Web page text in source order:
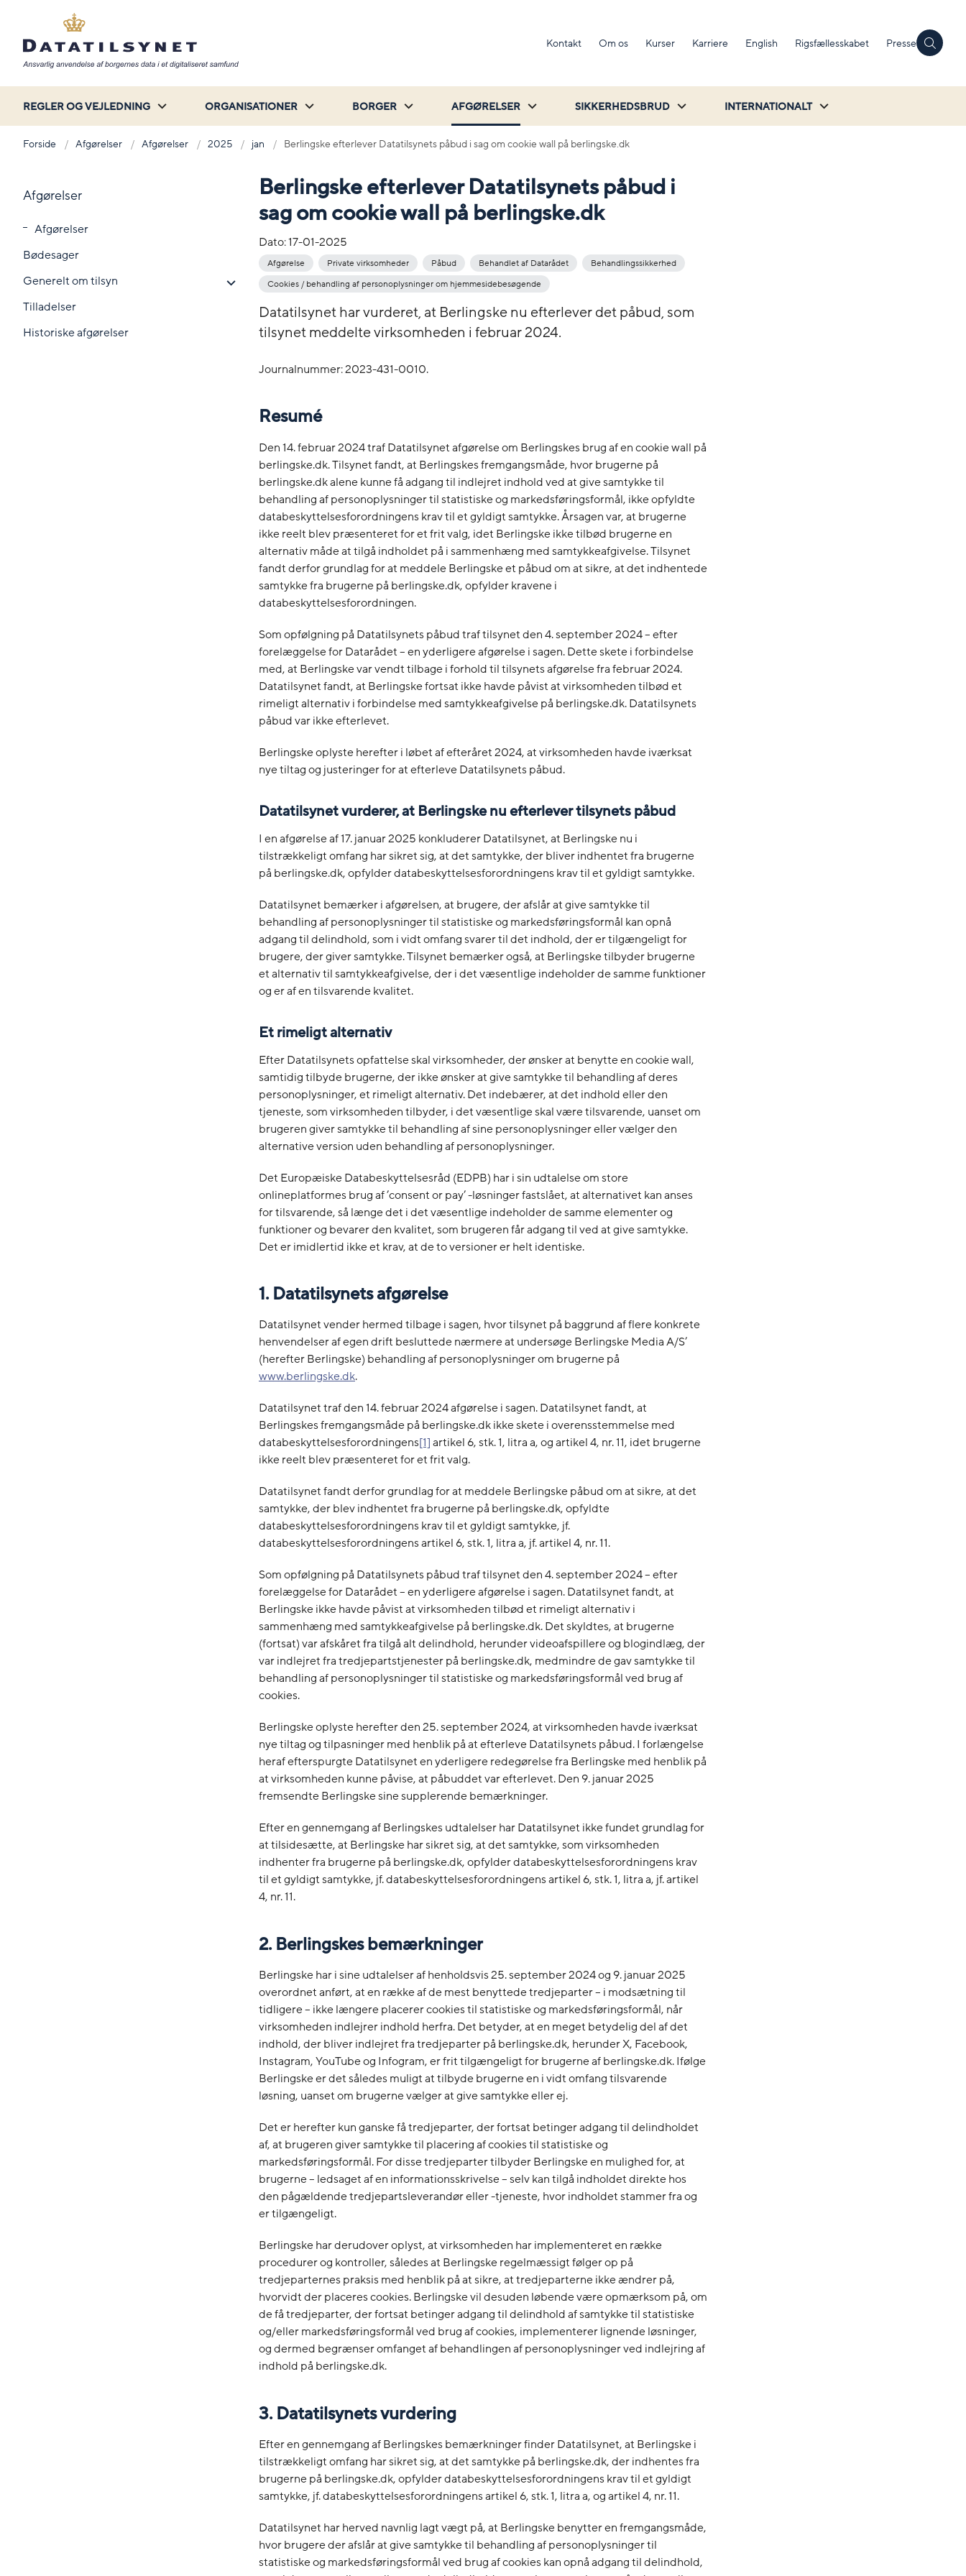
Kontakt Om os Kurser Karriere English Rigsfællesskabet Presse
REGLER OG VEJLEDNING ORGANISATIONER BORGER AFGØRELSER SIKKERHEDSBRUD INTERNATIONALT
Forside Afgørelser Afgørelser 2025 jan Berlingske efterlever Datatilsynets påbud i sag om cookie wall på berlingske.dk
Afgørelser
Afgørelser
Bødesager
Generelt om tilsyn
Tilladelser
Historiske afgørelser
Berlingske efterlever Datatilsynets påbud i
sag om cookie wall på berlingske.dk
Dato:17-01-2025
Afgørelse Private virksomheder Påbud Behandlet af Datarådet
Behandlingssikkerhed
Cookies / behandling af personoplysninger om hjemmesidebesøgende
Datatilsynet har vurderet, at Berlingske nu efterlever det påbud, som
tilsynet meddelte virksomheden i februar 2024.
Journalnummer: 2023-431-0010.
Resumé
Den 14. februar 2024 traf Datatilsynet afgørelse om Berlingskes brug af en cookie wall på
berlingske.dk. Tilsynet fandt, at Berlingskes fremgangsmåde, hvor brugerne på
berlingske.dk alene kunne få adgang til indlejret indhold ved at give samtykke til
behandling af personoplysninger til statistiske og markedsføringsformål, ikke opfyldte
databeskyttelsesforordningens krav til et gyldigt samtykke. Årsagen var, at brugerne
ikke reelt blev præsenteret for et frit valg, idet Berlingske ikke tilbød brugerne en
alternativ måde at tilgå indholdet på i sammenhæng med samtykkeafgivelse. Tilsynet
fandt derfor grundlag for at meddele Berlingske et påbud om at sikre, at det indhentede
samtykke fra brugerne på berlingske.dk, opfylder kravene i
databeskyttelsesforordningen.
Som opfølgning på Datatilsynets påbud traf tilsynet den 4. september 2024 – efter
forelæggelse for Datarådet – en yderligere afgørelse i sagen. Dette skete i forbindelse
med, at Berlingske var vendt tilbage i forhold til tilsynets afgørelse fra februar 2024.
Datatilsynet fandt, at Berlingske fortsat ikke havde påvist at virksomheden tilbød et
rimeligt alternativ i forbindelse med samtykkeafgivelse på berlingske.dk. Datatilsynets
påbud var ikke efterlevet.
Berlingske oplyste herefter i løbet af efteråret 2024, at virksomheden havde iværksat
nye tiltag og justeringer for at efterleve Datatilsynets påbud.
Datatilsynet vurderer, at Berlingske nu efterlever tilsynets påbud
I en afgørelse af 17. januar 2025 konkluderer Datatilsynet, at Berlingske nu i
tilstrækkeligt omfang har sikret sig, at det samtykke, der bliver indhentet fra brugerne
på berlingske.dk, opfylder databeskyttelsesforordningens krav til et gyldigt samtykke.
Datatilsynet bemærker i afgørelsen, at brugere, der afslår at give samtykke til
behandling af personoplysninger til statistiske og markedsføringsformål kan opnå
adgang til delindhold, som i vidt omfang svarer til det indhold, der er tilgængeligt for
brugere, der giver samtykke. Tilsynet bemærker også, at Berlingske tilbyder brugerne
et alternativ til samtykkeafgivelse, der i det væsentlige indeholder de samme funktioner
og er af en tilsvarende kvalitet.
Et rimeligt alternativ
Efter Datatilsynets opfattelse skal virksomheder, der ønsker at benytte en cookie wall,
samtidig tilbyde brugerne, der ikke ønsker at give samtykke til behandling af deres
personoplysninger, et rimeligt alternativ. Det indebærer, at det indhold eller den
tjeneste, som virksomheden tilbyder, i det væsentlige skal være tilsvarende, uanset om
brugeren giver samtykke til behandling af sine personoplysninger eller vælger den
alternative version uden behandling af personoplysninger.
Det Europæiske Databeskyttelsesråd (EDPB) har i sin udtalelse om store
onlineplatformes brug af ’consent or pay’ -løsninger fastslået, at alternativet kan anses
for tilsvarende, så længe det i det væsentlige indeholder de samme elementer og
funktioner og bevarer den kvalitet, som brugeren får adgang til ved at give samtykke.
Det er imidlertid ikke et krav, at de to versioner er helt identiske.
1. Datatilsynets afgørelse
Datatilsynet vender hermed tilbage i sagen, hvor tilsynet på baggrund af flere konkrete
henvendelser af egen drift besluttede nærmere at undersøge Berlingske Media A/S’
(herefter Berlingske) behandling af personoplysninger om brugerne på
www.berlingske.dk.
Datatilsynet traf den 14. februar 2024 afgørelse i sagen. Datatilsynet fandt, at
Berlingskes fremgangsmåde på berlingske.dk ikke skete i overensstemmelse med
databeskyttelsesforordningens[1]artikel 6, stk. 1, litra a, og artikel 4, nr. 11, idet brugerne
ikke reelt blev præsenteret for et frit valg.
Datatilsynet fandt derfor grundlag for at meddele Berlingske påbud om at sikre, at det
samtykke, der blev indhentet fra brugerne på berlingske.dk, opfyldte
databeskyttelsesforordningens krav til et gyldigt samtykke, jf.
databeskyttelsesforordningens artikel 6, stk. 1, litra a, jf. artikel 4, nr. 11.
Som opfølgning på Datatilsynets påbud traf tilsynet den 4. september 2024 – efter
forelæggelse for Datarådet – en yderligere afgørelse i sagen. Datatilsynet fandt, at
Berlingske ikke havde påvist at virksomheden tilbød et rimeligt alternativ i
sammenhæng med samtykkeafgivelse på berlingske.dk. Det skyldtes, at brugerne
(fortsat) var afskåret fra tilgå alt delindhold, herunder videoafspillere og blogindlæg, der
var indlejret fra tredjepartstjenester på berlingske.dk, medmindre de gav samtykke til
behandling af personoplysninger til statistiske og markedsføringsformål ved brug af
cookies.
Berlingske oplyste herefter den 25. september 2024, at virksomheden havde iværksat
nye tiltag og tilpasninger med henblik på at efterleve Datatilsynets påbud. I forlængelse
heraf efterspurgte Datatilsynet en yderligere redegørelse fra Berlingske med henblik på
at virksomheden kunne påvise, at påbuddet var efterlevet. Den 9. januar 2025
fremsendte Berlingske sine supplerende bemærkninger.
Efter en gennemgang af Berlingskes udtalelser har Datatilsynet ikke fundet grundlag for
at tilsidesætte, at Berlingske har sikret sig, at det samtykke, som virksomheden
indhenter fra brugerne på berlingske.dk, opfylder databeskyttelsesforordningens krav
til et gyldigt samtykke, jf. databeskyttelsesforordningens artikel 6, stk. 1, litra a, jf. artikel
4, nr. 11.
2. Berlingskes bemærkninger
Berlingske har i sine udtalelser af henholdsvis 25. september 2024 og 9. januar 2025
overordnet anført, at en række af de mest benyttede tredjeparter – i modsætning til
tidligere – ikke længere placerer cookies til statistiske og markedsføringsformål, når
virksomheden indlejrer indhold herfra. Det betyder, at en meget betydelig del af det
indhold, der bliver indlejret fra tredjeparter på berlingske.dk, herunder X, Facebook,
Instagram, YouTube og Infogram, er frit tilgængeligt for brugerne af berlingske.dk. Ifølge
Berlingske er det således muligt at tilbyde brugerne en i vidt omfang tilsvarende
løsning, uanset om brugerne vælger at give samtykke eller ej.
Det er herefter kun ganske få tredjeparter, der fortsat betinger adgang til delindholdet
af, at brugeren giver samtykke til placering af cookies til statistiske og
markedsføringsformål. For disse tredjeparter tilbyder Berlingske en mulighed for, at
brugerne – ledsaget af en informationsskrivelse – selv kan tilgå indholdet direkte hos
den pågældende tredjepartsleverandør eller -tjeneste, hvor indholdet stammer fra og
er tilgængeligt.
Berlingske har derudover oplyst, at virksomheden har implementeret en række
procedurer og kontroller, således at Berlingske regelmæssigt følger op på
tredjeparternes praksis med henblik på at sikre, at tredjeparterne ikke ændrer på,
hvorvidt der placeres cookies. Berlingske vil desuden løbende være opmærksom på, om
de få tredjeparter, der fortsat betinger adgang til delindhold af samtykke til statistiske
og/eller markedsføringsformål ved brug af cookies, implementerer lignende løsninger,
og dermed begrænser omfanget af behandlingen af personoplysninger ved indlejring af
indhold på berlingske.dk.
3. Datatilsynets vurdering
Efter en gennemgang af Berlingskes bemærkninger finder Datatilsynet, at Berlingske i
tilstrækkeligt omfang har sikret sig, at det samtykke på berlingske.dk, der indhentes fra
brugerne på berlingske.dk, opfylder databeskyttelsesforordningens krav til et gyldigt
samtykke, jf. databeskyttelsesforordningens artikel 6, stk. 1, litra a, og artikel 4, nr. 11.
Datatilsynet har herved navnlig lagt vægt på, at Berlingske benytter en fremgangsmåde,
hvor brugere der afslår at give samtykke til behandling af personoplysninger til
statistiske og markedsføringsformål ved brug af cookies kan opnå adgang til delindhold,